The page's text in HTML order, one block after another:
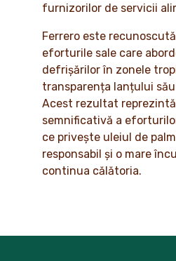
furnizorilor de servicii
Ferrero este
eforturile sale care
defrișărilor în zonele
transparența lanțului
Acest rezultat
semnificativă a
ce privește uleiul de
responsabil și o mare
continua călătoria.